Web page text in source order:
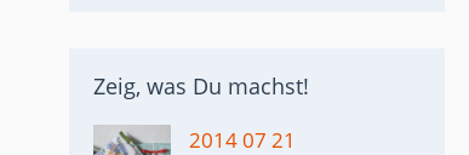
Zeig, was Du machst!
2014 07 21